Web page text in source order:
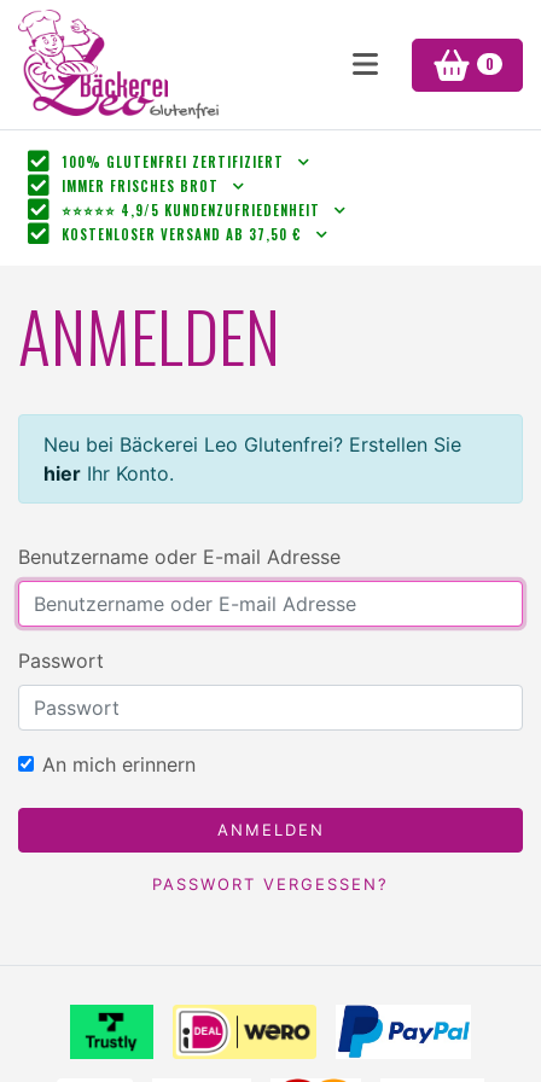
0
100% GLUTENFREI ZERTIFIZIERT
IMMER FRISCHES BROT
⭐⭐⭐⭐⭐ 4,9/5 KUNDENZUFRIEDENHEIT
KOSTENLOSER VERSAND AB 37,50 €
ANMELDEN
Neu bei Bäckerei Leo Glutenfrei? Erstellen Sie
hier Ihr Konto.
Benutzername oder E-mail Adresse
Passwort
An mich erinnern
PASSWORT VERGESSEN?